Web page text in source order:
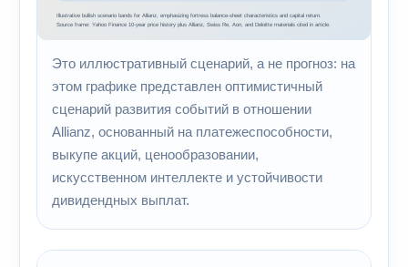
Это иллюстративный сценарий, а не прогноз: на
этом графике представлен оптимистичный
сценарий развития событий в отношении
Allianz, основанный на платежеспособности,
выкупе акций, ценообразовании,
искусственном интеллекте и устойчивости
дивидендных выплат.